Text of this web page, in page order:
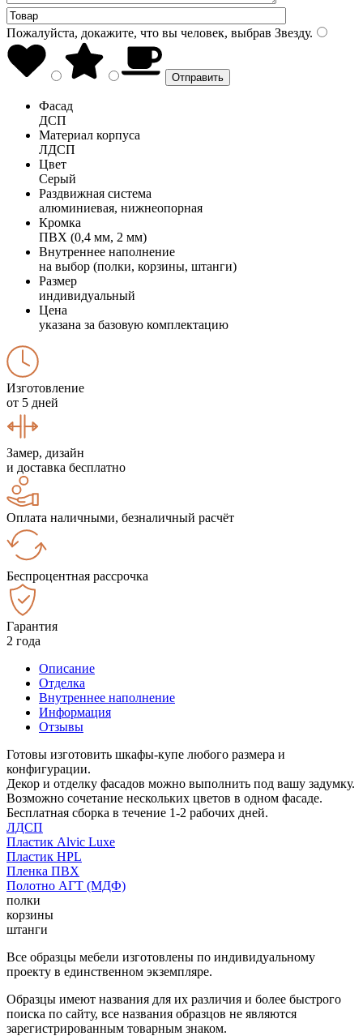
Пожалуйста, докажите, что вы человек, выбрав Звезду.
Фасад
ДСП
Материал корпуса
ЛДСП
Цвет
Серый
Раздвижная система
алюминиевая, нижнеопорная
Кромка
ПВХ (0,4 мм, 2 мм)
Внутреннее наполнение
на выбор (полки, корзины, штанги)
Размер
индивидуальный
Цена
указана за базовую комплектацию
Изготовление
от 5 дней
Замер, дизайн
и доставка бесплатно
Оплата наличными, безналичный расчёт
Беспроцентная рассрочка
Гарантия
2 года
Описание
Отделка
Внутреннее наполнение
Информация
Отзывы
Готовы изготовить шкафы-купе любого размера и
конфигурации.
Декор и отделку фасадов можно выполнить под вашу задумку.
Возможно сочетание нескольких цветов в одном фасаде.
Бесплатная сборка в течение 1-2 рабочих дней.
ЛДСП
Пластик Alvic Luxe
Пластик HPL
Пленка ПВХ
Полотно АГТ (МДФ)
полки
корзины
штанги
Все образцы мебели изготовлены по индивидуальному
проекту в единственном экземпляре.
Образцы имеют названия для их различия и более быстрого
поиска по сайту, все названия образцов не являются
зарегистрированным товарным знаком.